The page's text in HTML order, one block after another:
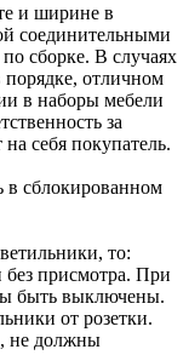
и ширине в
соединительными
сборке. В случаях
отличном
в наборы мебели
за
себя покупатель.
в сблокированном
то:
без присмотра. При
быть выключены.
от розетки.
не должны